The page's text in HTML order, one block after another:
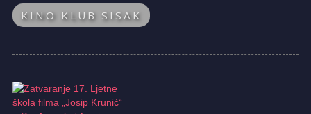
KINO KLUB SISAK